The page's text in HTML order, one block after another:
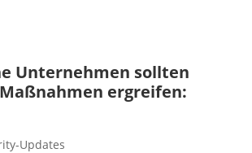
Unternehmen sollten
ergreifen:
Updates